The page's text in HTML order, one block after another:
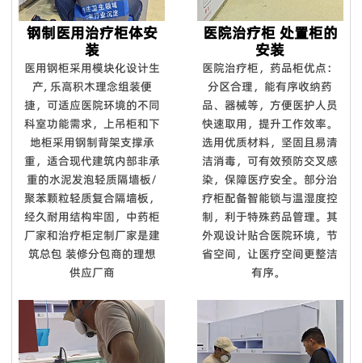
钢制医用治疗柜体安
装
医用钢柜采用模块化设计生
产, 乐高积木理念组装便
捷，可适应医院环境的不同
科室功能需求，上吊柜和下
地柜采用钢制背架支撑承
重，适合现代建筑内部非承
重的水泥发泡轻质隔墙板/
聚苯颗粒轻质复合隔墙板，
经久耐用结构牢固，中药柜
厂家和治疗柜定制厂家是建
筑总包 装修分包商的理想
供应厂商
医院治疗柜 处置柜的
安装
医院治疗柜，药品柜优点：
分区合理，能有序收纳药
品、器械等，方便医护人员
快速取用，提升工作效率。
选用优质材料，坚固且易清
洁消毒，可有效预防交叉感
染，保障医疗安全。部分治
疗柜配备智能锁与温湿度控
制，利于特殊药品管理。其
外观设计贴合医院环境，节
省空间，让医疗空间更整洁
有序。